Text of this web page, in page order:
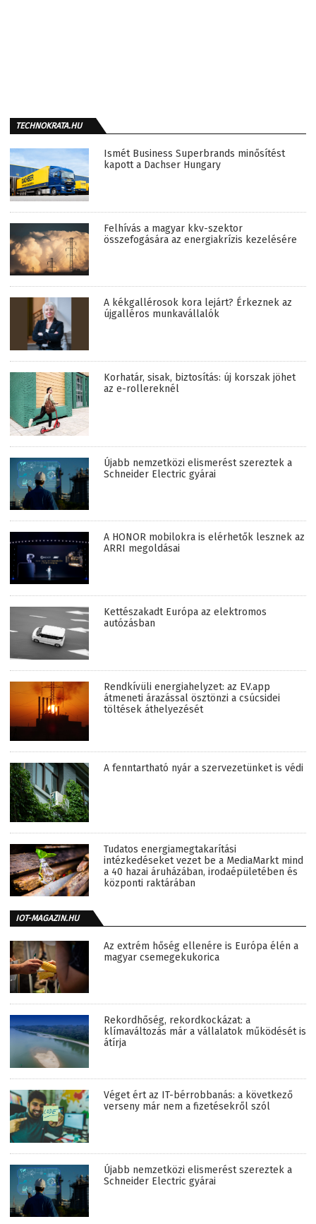
TECHNOKRATA.HU
Ismét Business Superbrands minősítést
kapott a Dachser Hungary
Felhívás a magyar kkv-szektor
összefogására az energiakrízis kezelésére
A kékgallérosok kora lejárt? Érkeznek az
újgalléros munkavállalók
Korhatár, sisak, biztosítás: új korszak jöhet
az e-rollereknél
Újabb nemzetközi elismerést szereztek a
Schneider Electric gyárai
A HONOR mobilokra is elérhetők lesznek az
ARRI megoldásai
Kettészakadt Európa az elektromos
autózásban
Rendkívüli energiahelyzet: az EV.app
átmeneti árazással ösztönzi a csúcsidei
töltések áthelyezését
A fenntartható nyár a szervezetünket is védi
Tudatos energiamegtakarítási
intézkedéseket vezet be a MediaMarkt mind
a 40 hazai áruházában, irodaépületében és
központi raktárában
IOT-MAGAZIN.HU
Az extrém hőség ellenére is Európa élén a
magyar csemegekukorica
Rekordhőség, rekordkockázat: a
klímaváltozás már a vállalatok működését is
átírja
Véget ért az IT-bérrobbanás: a következő
verseny már nem a fizetésekről szól
Újabb nemzetközi elismerést szereztek a
Schneider Electric gyárai